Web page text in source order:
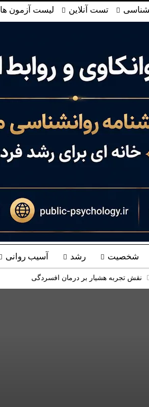
تست آنلاین لیست آزمون ها
شخصیت رشد آسیب روانی
نقش تجربه هشیار بر درمان افسردگی